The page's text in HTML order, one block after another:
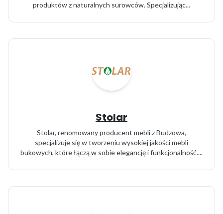
produktów z naturalnych surowców. Specjalizując...
Stolar
Stolar, renomowany producent mebli z Budzowa,
specjalizuje się w tworzeniu wysokiej jakości mebli
bukowych, które łączą w sobie elegancję i funkcjonalność....